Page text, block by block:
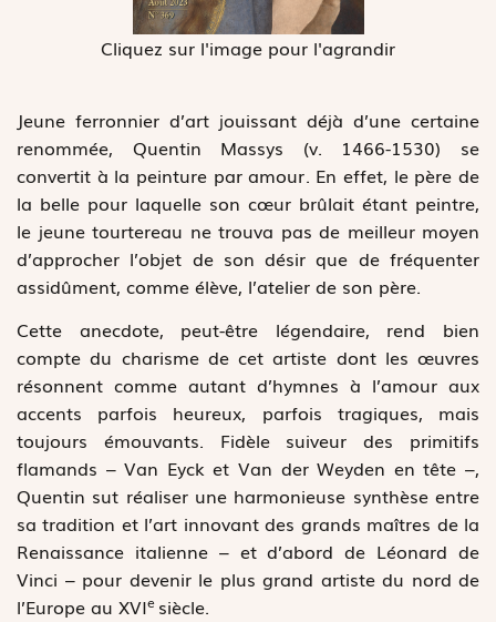
Cliquez sur l'image pour l'agrandir
Jeune ferronnier d’art jouissant déjà d’une certaine
renommée, Quentin Massys (v. 1466-1530) se
convertit à la peinture par amour. En effet, le père de
la belle pour laquelle son cœur brûlait étant peintre,
le jeune tourtereau ne trouva pas de meilleur moyen
d’approcher l’objet de son désir que de fréquenter
assidûment, comme élève, l’atelier de son père.
Cette anecdote, peut-être légendaire, rend bien
compte du charisme de cet artiste dont les œuvres
résonnent comme autant d’hymnes à l’amour aux
accents parfois heureux, parfois tragiques, mais
toujours émouvants. Fidèle suiveur des primitifs
flamands – Van Eyck et Van der Weyden en tête –,
Quentin sut réaliser une harmonieuse synthèse entre
sa tradition et l’art innovant des grands maîtres de la
Renaissance italienne – et d’abord de Léonard de
Vinci – pour devenir le plus grand artiste du nord de
l’Europe au XVIe siècle.